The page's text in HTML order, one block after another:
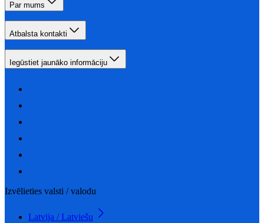
Par mums
Atbalsta kontakti
Iegūstiet jaunāko informāciju
Izvēlieties valsti / valodu
Latvija / Latviešu